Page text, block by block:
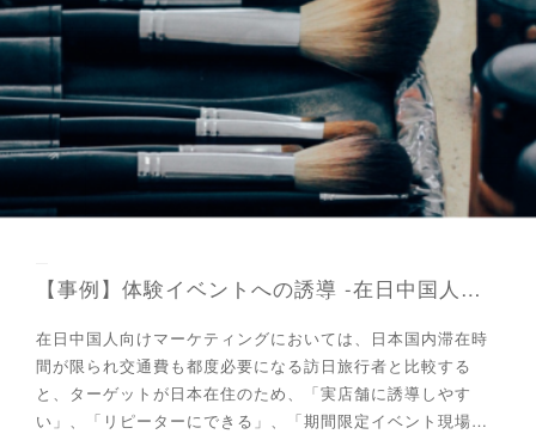
【事例】体験イベントへの誘導 -在日中国人向けマーケティング
在日中国人向けマーケティングにおいては、日本国内滞在時
間が限られ交通費も都度必要になる訪日旅行者と比較する
と、ターゲットが日本在住のため、「実店舗に誘導しやす
い」、「リピーターにできる」、「期間限定イベント現場…